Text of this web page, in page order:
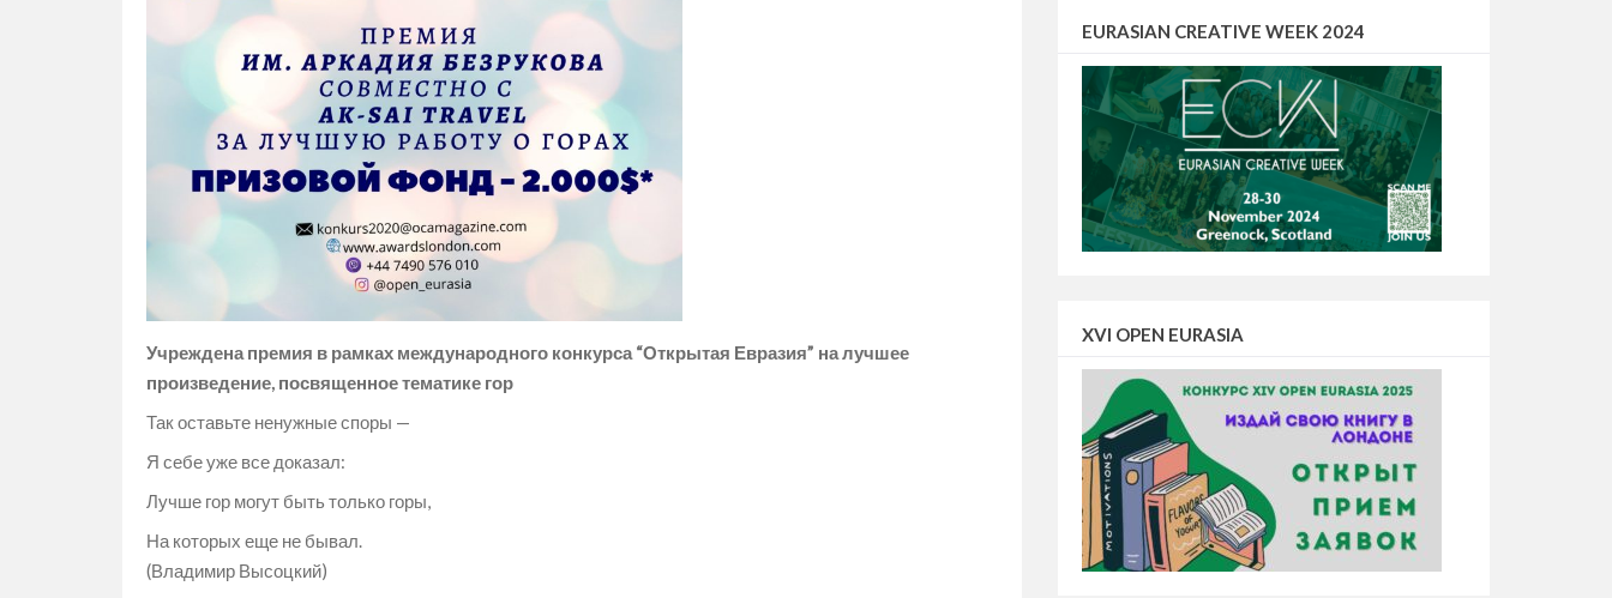
Учреждена премия в рамках международного конкурса “Открытая Евразия” на лучшее
произведение, посвященное тематике гор
Так оставьте ненужные споры —
Я себе уже все доказал:
Лучше гор могут быть только горы,
На которых еще не бывал.
(Владимир Высоцкий)
EURASIAN CREATIVE WEEK 2024
XVI OPEN EURASIA